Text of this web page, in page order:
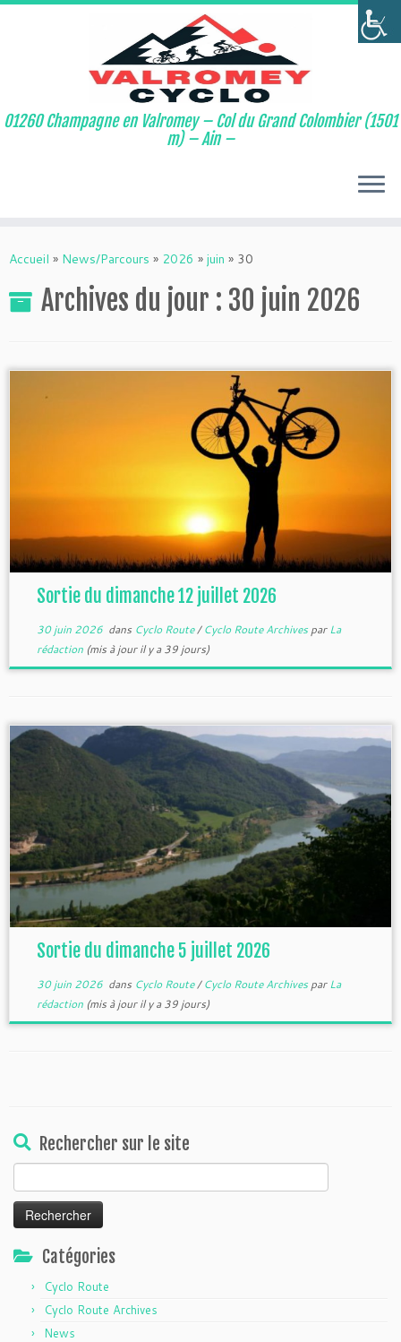
au
01260 Champagne en Valromey – Col du Grand Colombier (1501
m) – Ain –
Accueil » News/Parcours » 2026 » juin » 30
Archives du jour : 30 juin 2026
Sortie du dimanche 12 juillet 2026
30 juin 2026dans Cyclo Route/Cyclo Route ArchivesparLa
rédaction(mis à jour il y a 39 jours)
Sortie du dimanche 5 juillet 2026
30 juin 2026dans Cyclo Route/Cyclo Route ArchivesparLa
rédaction(mis à jour il y a 39 jours)
Rechercher sur le site
Catégories
Cyclo Route
Cyclo Route Archives
News